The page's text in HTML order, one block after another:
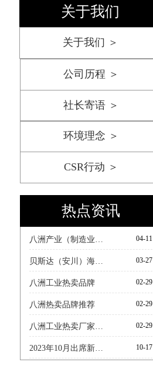
八洲产业（制造业通讯第 60 期） 04-11
贝斯达（安川）海外市场相关洽谈会 03-27
八洲工业热卖品牌 02-29
八洲热卖品牌推荐 02-29
八洲工业热卖厂家推荐 02-29
2023年10月出席新西兰ABB亚洲合作伙伴大会。 10-17
关于我们
热点资讯
公司历程 ＞
关于我们 ＞
环境理念 ＞
社长寄语 ＞
CSR行动 ＞